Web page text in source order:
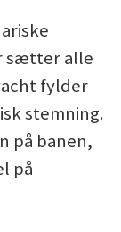
sætter alle
fylder
stemning.
på banen,
på